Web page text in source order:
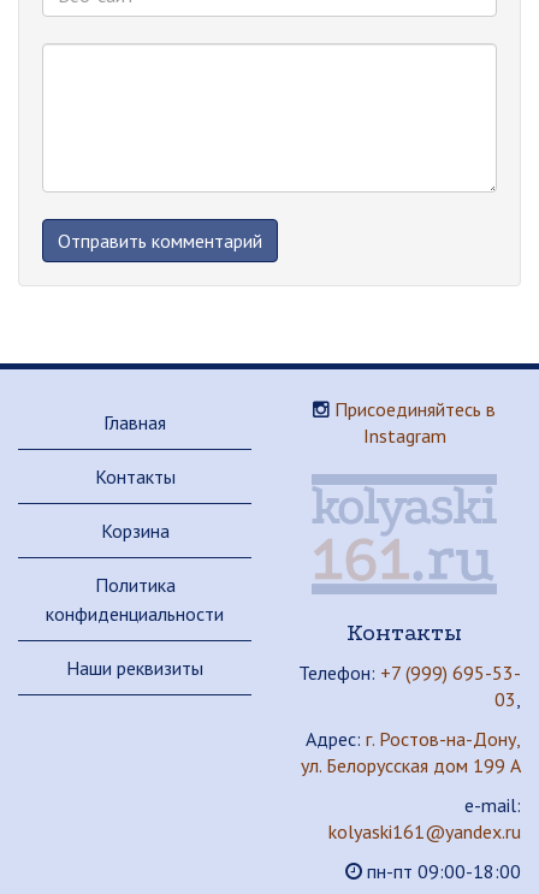
Главная
Контакты
Корзина
Политика
конфиденциальности
Наши реквизиты
Присоединяйтесь в
Instagram
Контакты
Телефон: +7 (999) 695-53-
03,
Адрес: г. Ростов-на-Дону,
ул. Белорусская дом 199 А
e-mail:
kolyaski161@yandex.ru
пн-пт 09:00-18:00